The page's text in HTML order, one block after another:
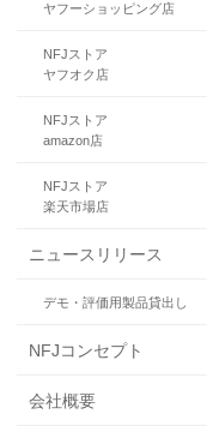
ヤフーショッピング店
NFJストア
ヤフオク店
NFJストア
amazon店
NFJストア
楽天市場店
ニュースリリース
デモ・評価用製品貸出し
NFJコンセプト
会社概要